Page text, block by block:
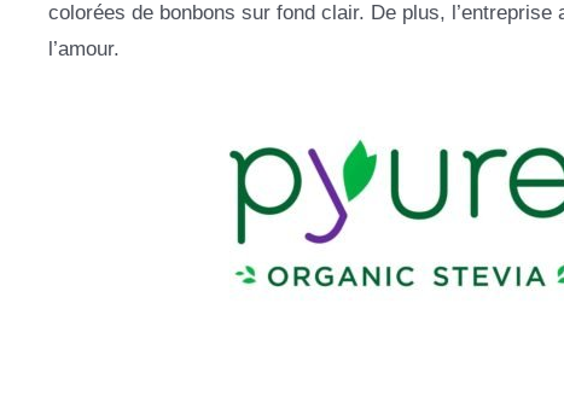
colorées de bonbons sur fond clair. De plus,
l’amour.